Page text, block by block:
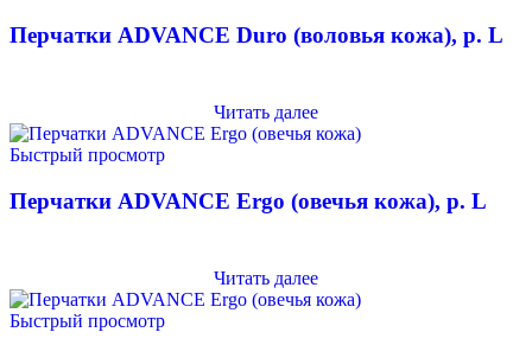
Перчатки ADVANCE Duro (воловья кожа), р. L
Читать далее
Быстрый просмотр
Перчатки ADVANCE Ergo (овечья кожа), р. L
Читать далее
Быстрый просмотр